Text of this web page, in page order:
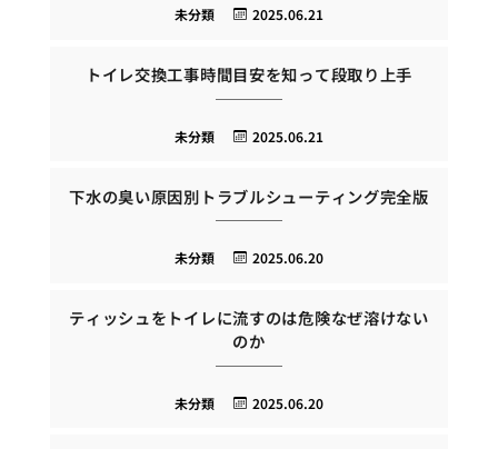
2025.06.21
未分類
トイレ交換工事時間目安を知って段取り上手
2025.06.21
未分類
下水の臭い原因別トラブルシューティング完全版
2025.06.20
未分類
ティッシュをトイレに流すのは危険なぜ溶けない
のか
2025.06.20
未分類